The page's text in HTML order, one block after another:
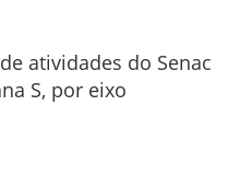
atividades do Senac
S, por eixo